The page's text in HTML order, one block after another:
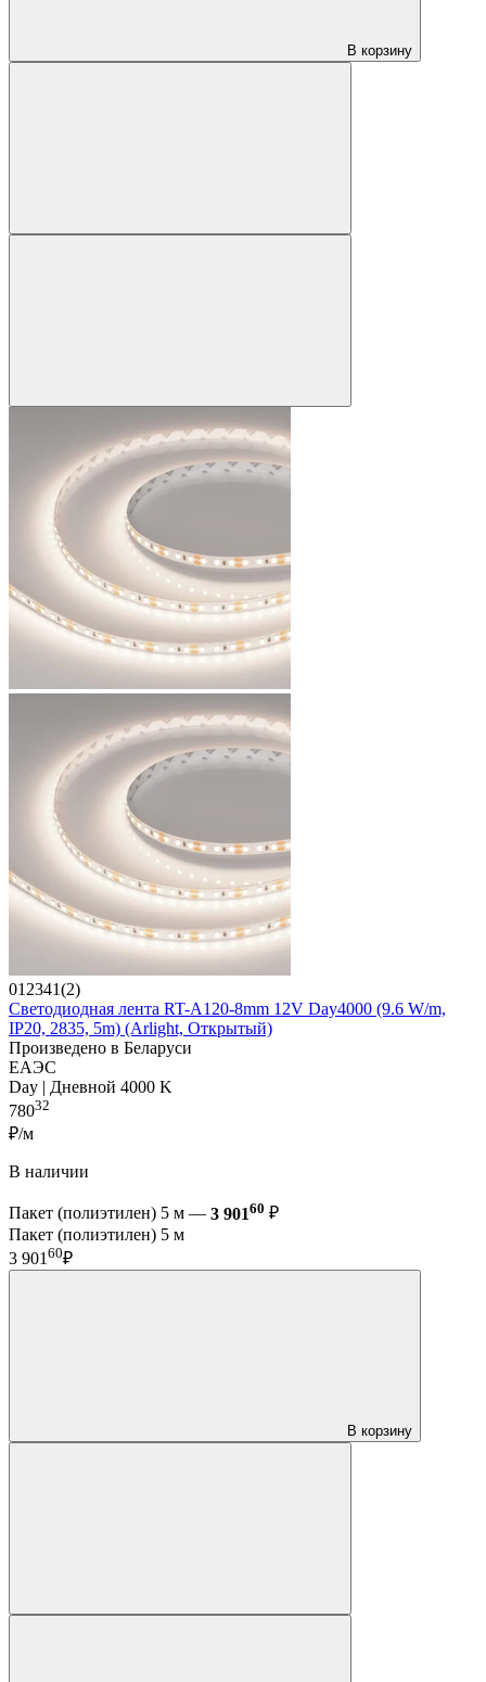
В корзину
012341(2)
Светодиодная лента RT-A120-8mm 12V Day4000 (9.6 W/m,
IP20, 2835, 5m) (Arlight, Открытый)
Произведено в Беларуси
ЕАЭС
Day | Дневной 4000 K
78032
₽/м
В наличии
Пакет (полиэтилен) 5 м — 3 90160 ₽
Пакет (полиэтилен) 5 м
3 901 60₽
В корзину